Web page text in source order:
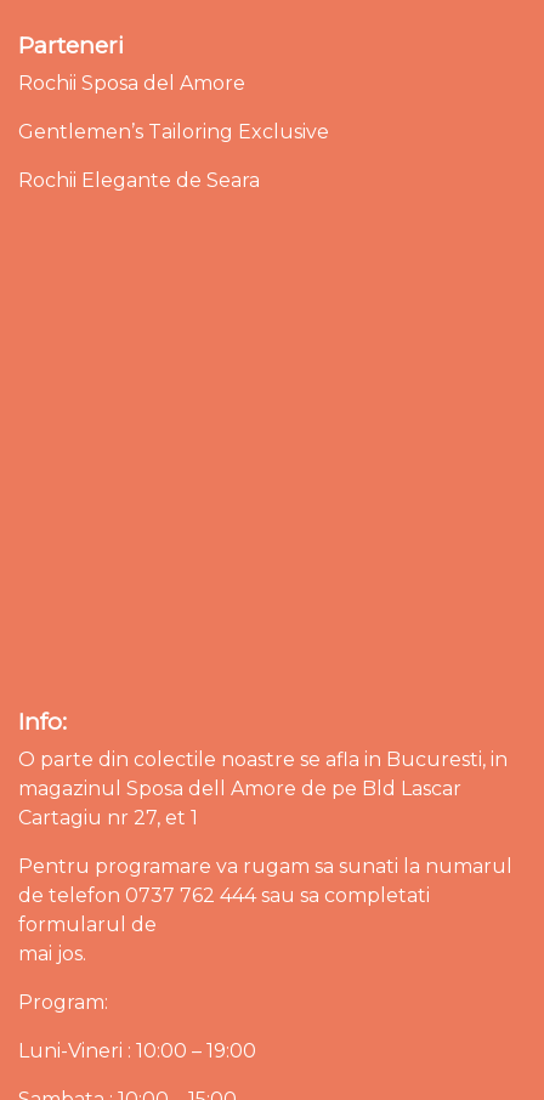
Parteneri
Rochii Sposa del Amore
Gentlemen’s Tailoring Exclusive
Rochii Elegante de Seara
Info:
O parte din colectile noastre se afla in Bucuresti, in
magazinul Sposa dell Amore de pe Bld Lascar
Cartagiu nr 27, et 1
Pentru programare va rugam sa sunati la numarul
de telefon 0737 762 444 sau sa completati
formularul de
mai jos.
Program:
Luni-Vineri : 10:00 – 19:00